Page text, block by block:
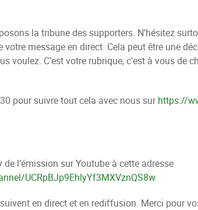
la tribune des supporters. N’hésitez
votre message en direct. Cela peut être une
voulez. C’est votre rubrique, c’est à vous de
pour suivre tout cela avec nous surhttps://
l’émission sur Youtube à cette adresse
UCRpBJp9EhlyYf3MXVznQS8w
en direct et en rediffusion. Merci pour